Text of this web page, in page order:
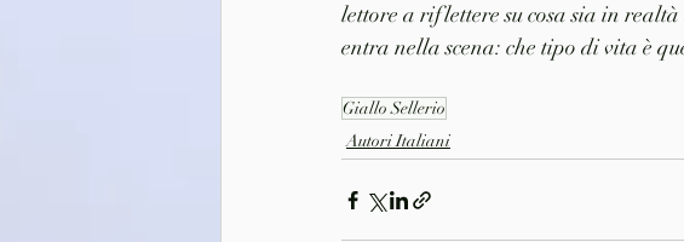
lettore a riflettere su cosa sia in
entra nella scena: che tipo di vita è
Giallo Sellerio
Autori Italiani